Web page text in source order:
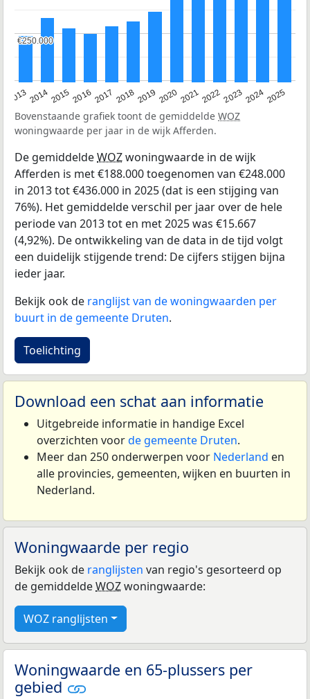
20132014201520162017 20182019 202020212022202320242025
€250.000
€250.000
Bovenstaande grafiek toont de gemiddelde WOZ
woningwaarde per jaar in de wijk Afferden.
De gemiddeldeWOZwoningwaarde in de wijk
Afferden is met €188.000 toegenomen van €248.000
in 2013 tot €436.000 in 2025 (dat is een stijging van
76%). Het gemiddelde verschil per jaar over de hele
periode van 2013 tot en met 2025 was €15.667
(4,92%). De ontwikkeling van de data in de tijd volgt
een duidelijk stijgende trend: De cijfers stijgen bijna
ieder jaar.
Bekijk ook de ranglijst van de woningwaarden per
buurt in de gemeente Druten.
Toelichting
Download een schat aan informatie
Uitgebreide informatie in handige Excel
overzichten voorde gemeente Druten.
Meer dan 250 onderwerpen voor Nederland en
alle provincies, gemeenten, wijken en buurten in
Nederland.
Woningwaarde per regio
Bekijk ook de ranglijsten van regio's gesorteerd op
de gemiddeldeWOZwoningwaarde:
WOZ ranglijsten
Woningwaarde en 65-plussers per
gebied